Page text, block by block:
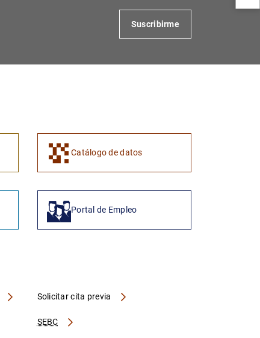
Suscribirme
Catálogo de datos
Portal de Empleo
SEBC
Solicitar cita previa